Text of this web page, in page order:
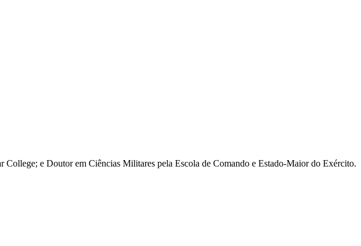
e Doutor em Ciências Militares pela Escola de Comando e Estado-Maior do Exército.